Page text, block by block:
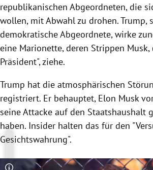
republikanischen Abgeordneten, die
wollen, mit Abwahl zu drohen.Trump,
demokratische Abgeordnete, wirke
eine Marionette, deren Strippen Musk,
Präsident", ziehe.
Trump hat die atmosphärischen
registriert. Er behauptet, Elon Musk
seine Attacke auf den Staatshaushalt
haben. Insider halten das für den
Gesichtswahrung".